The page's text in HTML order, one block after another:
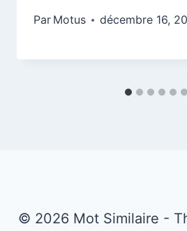
Par Motus décembre 16,
© 2026 Mot Similaire -